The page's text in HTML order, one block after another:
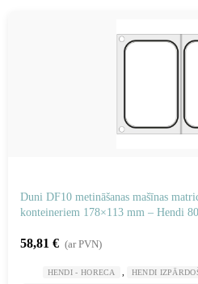
Duni DF10 metināšanas mašīnas
konteineriem 178×113 mm – Hendi
58,81 € (ar PVN)
HENDI - HORECA HENDI